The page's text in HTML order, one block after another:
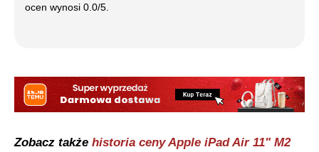
ocen wynosi 0.0/5.
Zobacz także historia cenyApple iPad Air 11" M2